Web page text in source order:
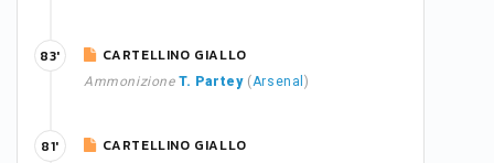
CARTELLINO GIALLO
Ammonizione T. Partey(Arsenal)
83'
CARTELLINO GIALLO
81'